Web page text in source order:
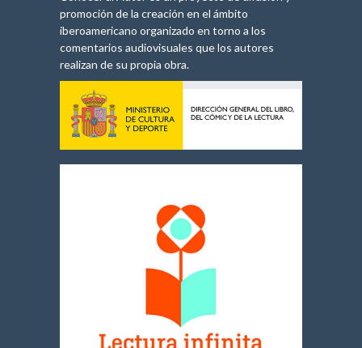
promoción de la creación en el ámbito
iberoamericano organizado en torno a los
comentarios audiovisuales que los autores
realizan de su propia obra.